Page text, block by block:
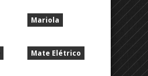
Mariola
Mate Elétrico